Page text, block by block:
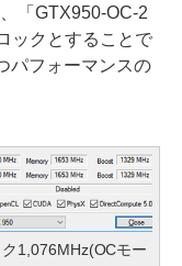
「GTX950-OC-2
ックとすることで
パフォーマンスの
1,076MHz(OCモー